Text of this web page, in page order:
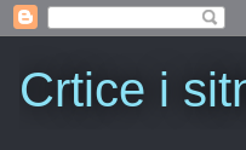
Crtice i